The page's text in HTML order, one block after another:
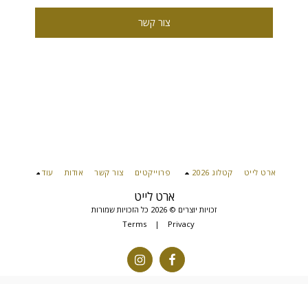
צור קשר
ארט לייט
זכויות יוצרים © 2026 כל הזכויות שמורות
Terms| Privacy
ארט לייט קטלוג 2026 פרוייקטים צור קשר אודות עוד